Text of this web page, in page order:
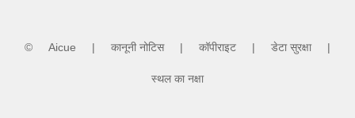
© Aicue | कानूनी नोटिस | कॉपीराइट | डेटा सुरक्षा |
स्थल का नक्षा